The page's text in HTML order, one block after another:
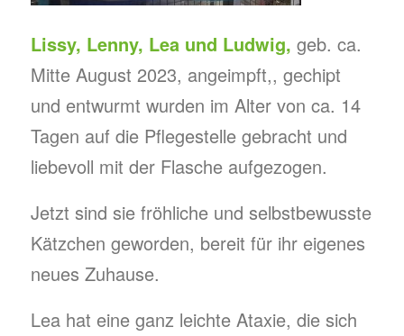
Lissy, Lenny, Lea und Ludwig, geb. ca.
Mitte August 2023, angeimpft,, gechipt
und entwurmt wurden im Alter von ca. 14
Tagen auf die Pflegestelle gebracht und
liebevoll mit der Flasche aufgezogen.
Jetzt sind sie fröhliche und selbstbewusste
Kätzchen geworden, bereit für ihr eigenes
neues Zuhause.
Lea hat eine ganz leichte Ataxie, die sich